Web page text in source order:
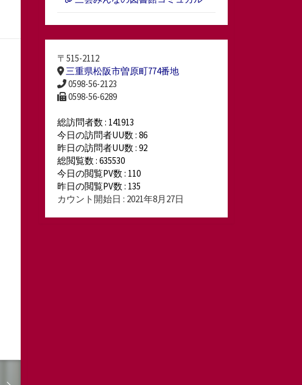
〒515-2112
三重県松阪市曽原町774番地
0598-56-2123
0598-56-6289
総訪問者数 : 141913
今日の訪問者UU数 : 86
昨日の訪問者UU数 : 92
総閲覧数 : 635530
今日の閲覧PV数 : 110
昨日の閲覧PV数 : 135
カウント開始日 : 2021年8月27日